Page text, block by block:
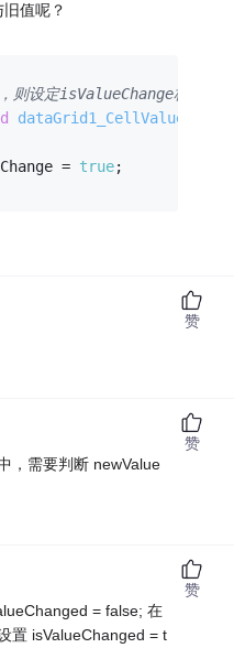
值呢？
则设定isValueChange标志
=
true;
赞
，需要判断 newValue
赞
= false; 在
置 isValueChanged = t
赞